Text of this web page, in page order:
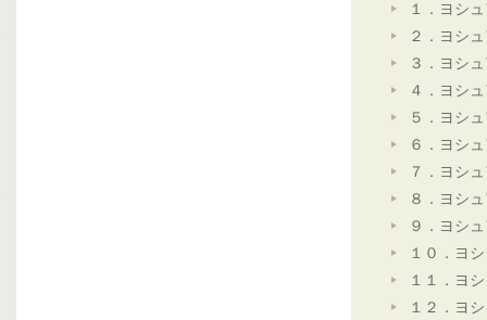
１．ヨシ
２．ヨシ
３．ヨシ
４．ヨシ
５．ヨシ
６．ヨシ
７．ヨシ
８．ヨシ
９．ヨシ
１０．ヨ
１１．ヨ
１２．ヨ